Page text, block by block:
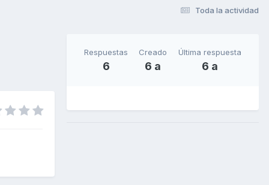
Toda la actividad
Respuestas
6
Creado
6 a
Última respuesta
6 a